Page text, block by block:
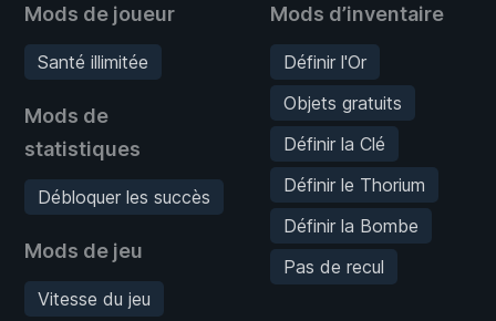
Mods de joueur
Santé illimitée
Mods de
statistiques
Débloquer les succès
Mods de jeu
Vitesse du jeu
Mods d’inventaire
Définir l'Or
Objets gratuits
Définir la Clé
Définir le Thorium
Définir la Bombe
Pas de recul